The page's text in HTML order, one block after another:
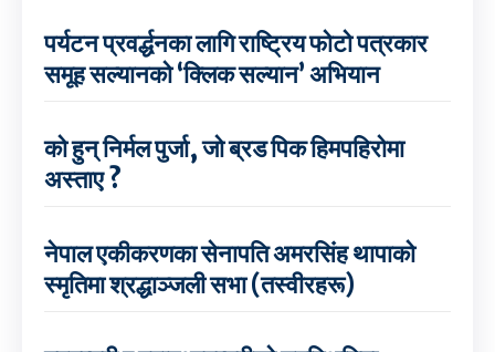
पर्यटन प्रवर्द्धनका लागि राष्ट्रिय फोटो पत्रकार
समूह सल्यानको ‘क्लिक सल्यान’ अभियान
को हुन् निर्मल पुर्जा, जो ब्रड पिक हिमपहिरोमा
अस्ताए ?
नेपाल एकीकरणका सेनापति अमरसिंह थापाको
स्मृतिमा श्रद्धाञ्जली सभा (तस्वीरहरू)